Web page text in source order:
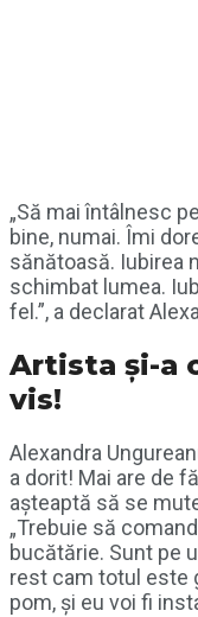
„Să mai întâlnesc
bine, numai. Îmi
sănătoasă. Iubirea
schimbat lumea.
fel.”, a declarat
Artista și-a
vis!
Alexandra
a dorit! Mai are de
așteaptă să se
„Trebuie să
bucătărie. Sunt pe
rest cam totul este
pom, și eu voi fi